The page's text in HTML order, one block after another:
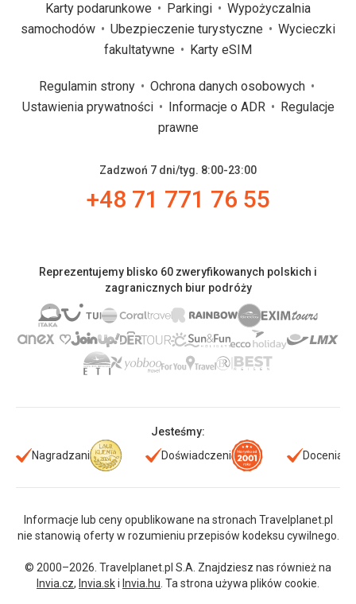
Karty podarunkowe Parkingi
Wypożyczalnia
samochodów
Ubezpieczenie turystyczne
Wycieczki
fakultatywne
Karty eSIM
Regulamin strony
Ochrona danych osobowych
Ustawienia prywatności
Informacje o ADR
Regulacje
prawne
Zadzwoń 7 dni/tyg. 8:00-23:00
+48 71 771 76 55
Reprezentujemy blisko 60 zweryfikowanych polskich i
zagranicznych biur podróży
Jesteśmy:
Nagradzani
Doświadczeni Doceniani
Informacje lub ceny opublikowane na stronach Travelplanet.pl
nie stanowią oferty w rozumieniu przepisów kodeksu cywilnego.
© 2000–2026. Travelplanet.pl S.A. Znajdziesz nas również na
Invia.cz, Invia.ski Invia.hu . Ta strona używa plików cookie.